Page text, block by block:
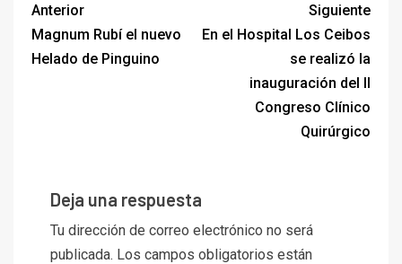
Anterior
Magnum Rubí el nuevo
Helado de Pinguino
Siguiente
En el Hospital Los Ceibos
se realizó la
inauguración del II
Congreso Clínico
Quirúrgico
Deja una respuesta
Tu dirección de correo electrónico no será
publicada. Los campos obligatorios están